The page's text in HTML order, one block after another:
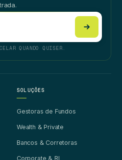
QUANDO QUISER.
SOLUÇÕES
Gestoras de Fundos
Wealth & Private
Bancos & Corretoras
Corporate & RI